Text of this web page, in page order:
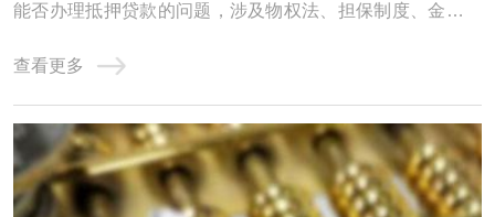
能否办理抵押贷款的问题，涉及物权法、担保制度、金融合
作实务、风险识别四个层面展开深度解析，力求为读者呈现
一幅兼具专业性与实用性的全景图。一、制度基础：物权归
属与抵押权的法律边界《民法典》第394条明 ...
查看更多